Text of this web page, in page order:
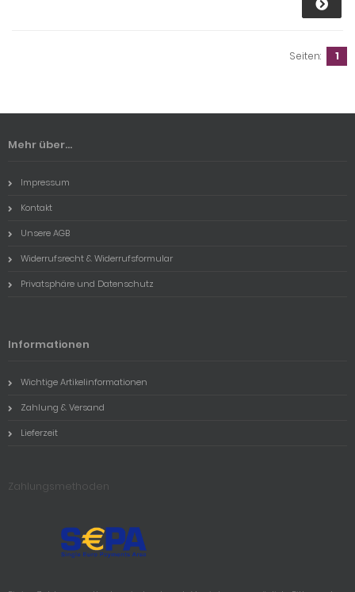
Seiten: 1
Mehr über...
Impressum
Kontakt
Unsere AGB
Widerrufsrecht & Widerrufsformular
Privatsphäre und Datenschutz
Informationen
Wichtige Artikelinformationen
Zahlung & Versand
Lieferzeit
Zahlungsmethoden